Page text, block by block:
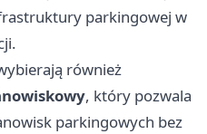
parkingowej w
również
, który pozwala
parkingowych bez